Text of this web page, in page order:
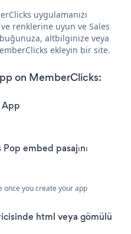
uygulamanızı
renklerine uyun ve Sales
altbilginize veya
ekleyin bir site.
on MemberClicks:
App
embed pasajını
once you create your app
html veya gömülü